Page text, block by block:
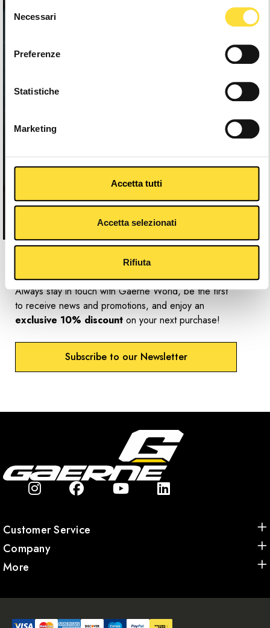
delNecessari
Preferenze
Statistiche
Marketing
Accetta tutti
Accetta selezionati
Rifiuta
Always stay in touch with Gaerne World, be the first
to receive news and promotions, and enjoy an
exclusive 10% discount on your next purchase!
Subscribe to our Newsletter
Customer Service
Company
More